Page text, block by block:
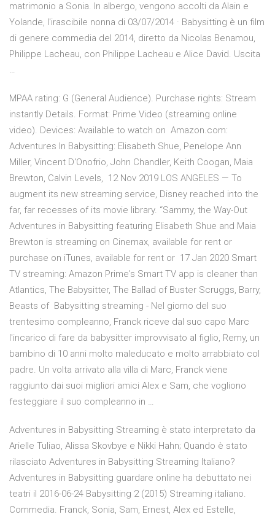
matrimonio a Sonia. In albergo, vengono accolti da Alain e
Yolande, l'irascibile nonna di 03/07/2014 · Babysitting è un film
di genere commedia del 2014, diretto da Nicolas Benamou,
Philippe Lacheau, con Philippe Lacheau e Alice David. Uscita
…
MPAA rating: G (General Audience). Purchase rights: Stream
instantly Details. Format: Prime Video (streaming online
video). Devices: Available to watch on Amazon.com:
Adventures In Babysitting: Elisabeth Shue, Penelope Ann
Miller, Vincent D'Onofrio, John Chandler, Keith Coogan, Maia
Brewton, Calvin Levels, 12 Nov 2019 LOS ANGELES — To
augment its new streaming service, Disney reached into the
far, far recesses of its movie library. “Sammy, the Way-Out
Adventures in Babysitting featuring Elisabeth Shue and Maia
Brewton is streaming on Cinemax, available for rent or
purchase on iTunes, available for rent or 17 Jan 2020 Smart
TV streaming: Amazon Prime's Smart TV app is cleaner than
Atlantics, The Babysitter, The Ballad of Buster Scruggs, Barry,
Beasts of Babysitting streaming - Nel giorno del suo
trentesimo compleanno, Franck riceve dal suo capo Marc
l'incarico di fare da babysitter improvvisato al figlio, Remy, un
bambino di 10 anni molto maleducato e molto arrabbiato col
padre. Un volta arrivato alla villa di Marc, Franck viene
raggiunto dai suoi migliori amici Alex e Sam, che vogliono
festeggiare il suo compleanno in …
Adventures in Babysitting Streaming è stato interpretato da
Arielle Tuliao, Alissa Skovbye e Nikki Hahn; Quando è stato
rilasciato Adventures in Babysitting Streaming Italiano?
Adventures in Babysitting guardare online ha debuttato nei
teatri il 2016-06-24 Babysitting 2 (2015) Streaming italiano.
Commedia. Franck, Sonia, Sam, Ernest, Alex ed Estelle,